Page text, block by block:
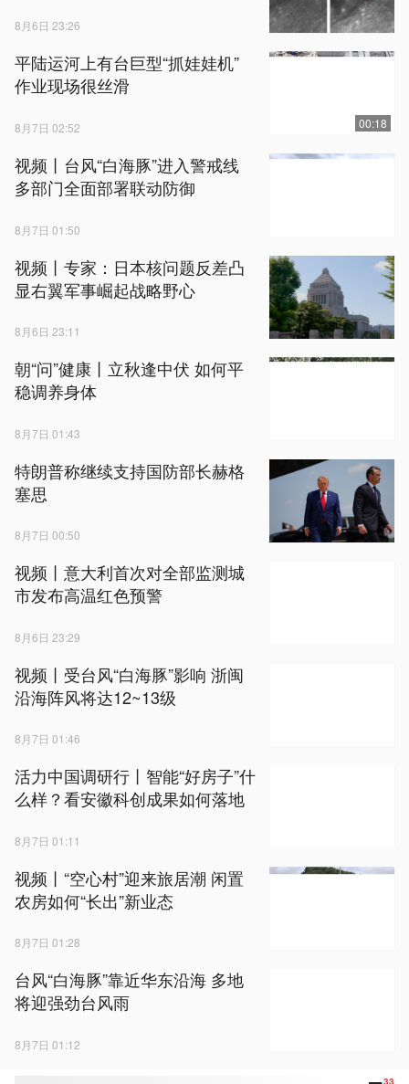
33
8月6日 23:26
平陆运河上有台巨型“抓娃娃机”
作业现场很丝滑
8月7日 02:52 00:18
视频丨台风“白海豚”进入警戒线
多部门全面部署联动防御
8月7日 01:50
视频丨专家：日本核问题反差凸
显右翼军事崛起战略野心
8月6日 23:11
朝“问”健康丨立秋逢中伏 如何平
稳调养身体
8月7日 01:43
特朗普称继续支持国防部长赫格
塞思
8月7日 00:50
视频丨意大利首次对全部监测城
市发布高温红色预警
8月6日 23:29
视频丨受台风“白海豚”影响 浙闽
沿海阵风将达12~13级
8月7日 01:46
活力中国调研行丨智能“好房子”什
么样？看安徽科创成果如何落地
8月7日 01:11
视频丨“空心村”迎来旅居潮 闲置
农房如何“长出”新业态
8月7日 01:28
台风“白海豚”靠近华东沿海 多地
将迎强劲台风雨
8月7日 01:12